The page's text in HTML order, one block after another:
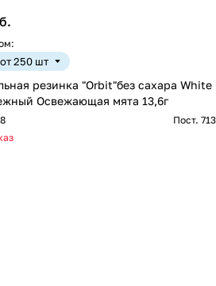
250 шт
резинка "Orbit"без сахара White
Освежающая мята 13,6г
Пост. 713